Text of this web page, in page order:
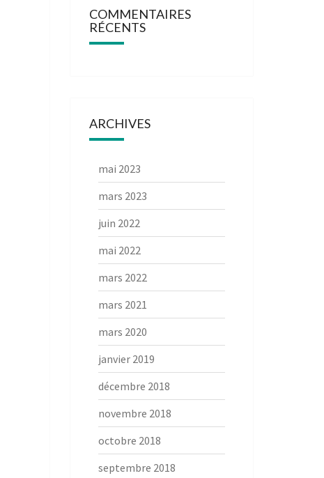
COMMENTAIRES
RÉCENTS
ARCHIVES
mai 2023
mars 2023
juin 2022
mai 2022
mars 2022
mars 2021
mars 2020
janvier 2019
décembre 2018
novembre 2018
octobre 2018
septembre 2018